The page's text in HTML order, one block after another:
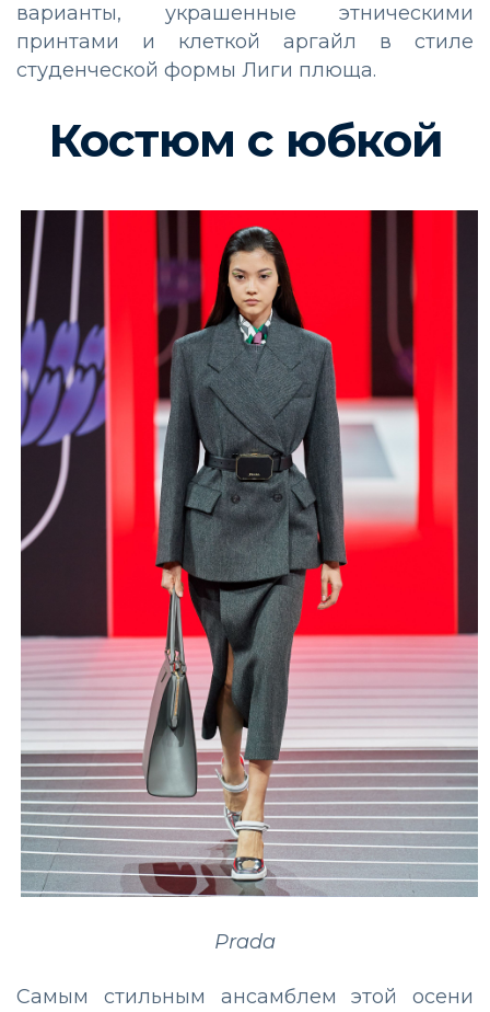
варианты, украшенные этническими
принтами и клеткой аргайл в стиле
студенческой формы Лиги плюща.
Костюм с юбкой
Prada
Самым стильным ансамблем этой осени